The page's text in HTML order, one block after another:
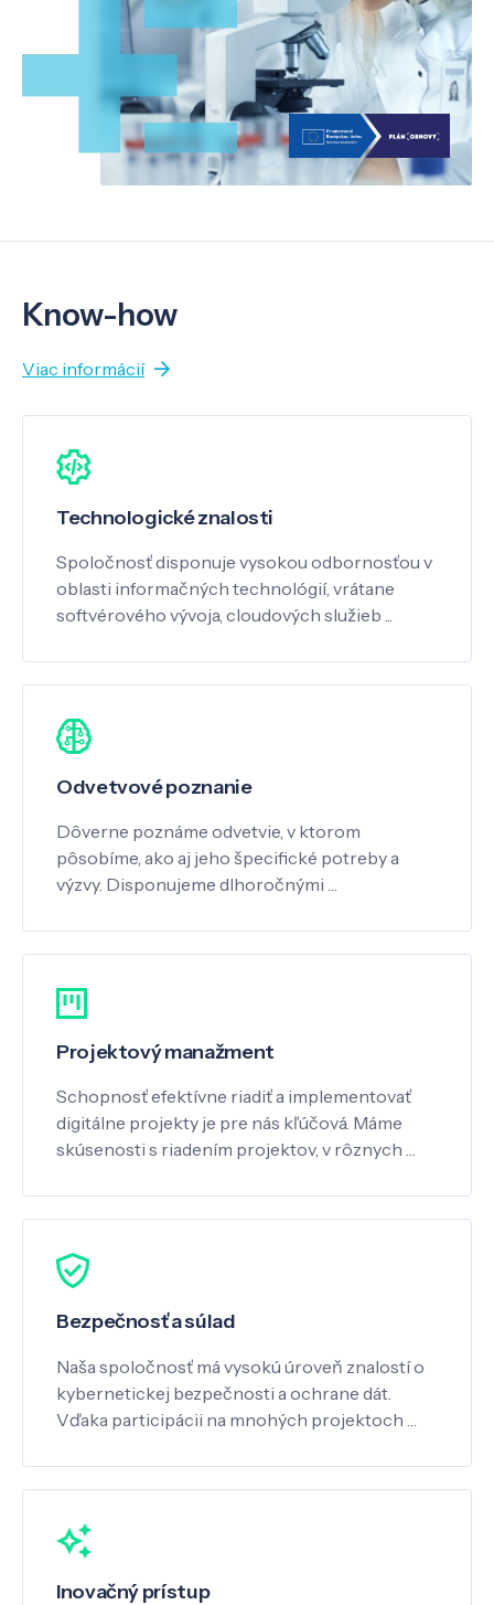
Know-how
Viac informácií
Technologické znalosti
Spoločnosť disponuje vysokou odbornosťou v
oblasti informačných technológií, vrátane
softvérového vývoja, cloudových služieb ...
Odvetvové poznanie
Dôverne poznáme odvetvie, v ktorom
pôsobíme, ako aj jeho špecifické potreby a
výzvy. Disponujeme dlhoročnými …
Projektový manažment
Schopnosť efektívne riadiť a implementovať
digitálne projekty je pre nás kľúčová. Máme
skúsenosti s riadením projektov, v rôznych …
Bezpečnosť a súlad
Naša spoločnosť má vysokú úroveň znalostí o
kybernetickej bezpečnosti a ochrane dát.
Vďaka participácii na mnohých projektoch …
Inovačný prístup